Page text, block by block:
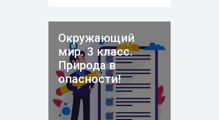
Окружающий
мир. 3 класс.
Природа в
опасности!